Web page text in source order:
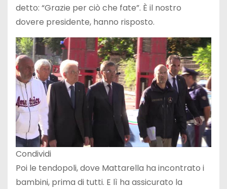
detto: “Grazie per ciò che fate”. È il nostro
dovere presidente, hanno risposto.
Condividi
Poi le tendopoli, dove Mattarella ha incontrato i
bambini, prima di tutti. E lì ha assicurato la